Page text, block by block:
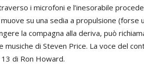
i microfoni e l’inesorabile
su una sedia a propulsione
la compagna alla deriva, può
musiche di Steven Price. La voce del
di Ron Howard.